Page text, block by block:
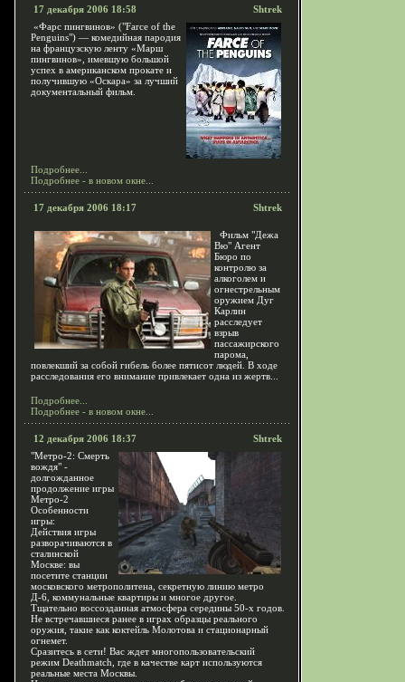
17 декабря 2006 18:58
Shtrek
«Фарс пингвинов» ("Farce of the
Penguins") — комедийная пародия
на французскую ленту «Марш
пингвинов», имевшую большой
успех в американском прокате и
получившую «Оскара» за лучший
документальный фильм.
Подробнее...
Подробнее - в новом окне...
17 декабря 2006 18:17 Shtrek
Фильм "Дежа
Вю" Агент
Бюро по
контролю за
алкоголем и
огнестрельным
оружием Дуг
Карлин
расследует
взрыв
пассажирского
парома,
повлекший за собой гибель более пятисот людей. В ходе
расследования его внимание привлекает одна из жертв...
Подробнее...
Подробнее - в новом окне...
12 декабря 2006 18:37
Shtrek
"Метро-2: Смерть
вождя" -
долгожданное
продолжение игры
Метро-2
Особенности
игры:
Действия игры
разворачиваются в
сталинской
Москве: вы
посетите станции
московского метрополитена, секретную линию метро
Д-6, коммунальные квартиры и многое другое.
Тщательно воссозданная атмосфера середины 50-х годов.
Не встречавшиеся ранее в играх образцы реального
оружия, такие как коктейль Молотова и стационарный
огнемет.
Сразитесь в сети! Вас ждет многопользовательский
режим Deathmatch, где в качестве карт используются
реальные места Москвы.